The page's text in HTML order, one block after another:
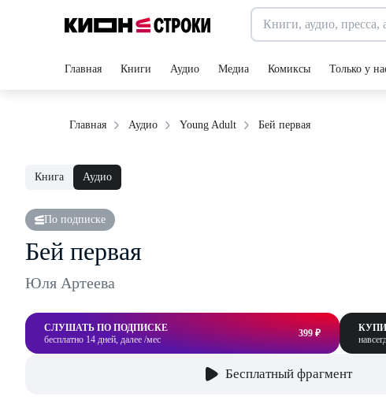
Главная Книги Аудио Медиа Комиксы Только у
Главная Аудио Young Adult Бей первая
Книга Аудио
По подписке
Бей первая
Юля Артеева
СЛУШАТЬ ПО ПОДПИСКЕ
бесплатно 14 дней, далее /мес
399 ₽
Бесплатный фрагмент